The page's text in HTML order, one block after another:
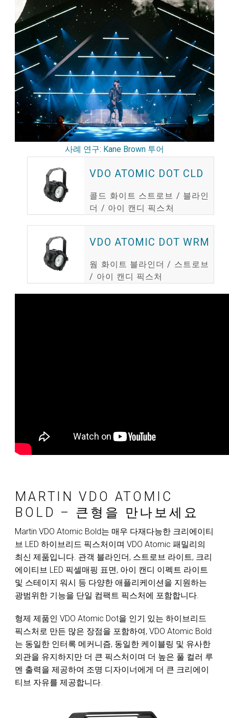
사례 연구: Kane Brown 투어
VDO ATOMIC DOT CLD
콜드 화이트 스트로브 / 블라인
더 / 아이 캔디 픽스처
VDO ATOMIC DOT WRM
웜 화이트 블라인더 / 스트로브
/ 아이 캔디 픽스처
MARTIN VDO ATOMIC
BOLD – 큰형을 만나보세요
Martin VDO Atomic Bold는 매우 다재다능한 크리에이티
브 LED 하이브리드 픽스처이며 VDO Atomic 패밀리의
최신 제품입니다. 관객 블라인더, 스트로브 라이트, 크리
에이티브 LED 픽셀매핑 표면, 아이 캔디 이펙트 라이트
및 스테이지 워시 등 다양한 애플리케이션을 지원하는
광범위한 기능을 단일 컴팩트 픽스처에 포함합니다.
형제 제품인 VDO Atomic Dot을 인기 있는 하이브리드
픽스처로 만든 많은 장점을 포함하여, VDO Atomic Bold
는 동일한 인터록 메커니즘, 동일한 케이블링 및 유사한
외관을 유지하지만 더 큰 픽스처이며 더 높은 풀 컬러 루
멘 출력을 제공하여 조명 디자이너에게 더 큰 크리에이
티브 자유를 제공합니다.